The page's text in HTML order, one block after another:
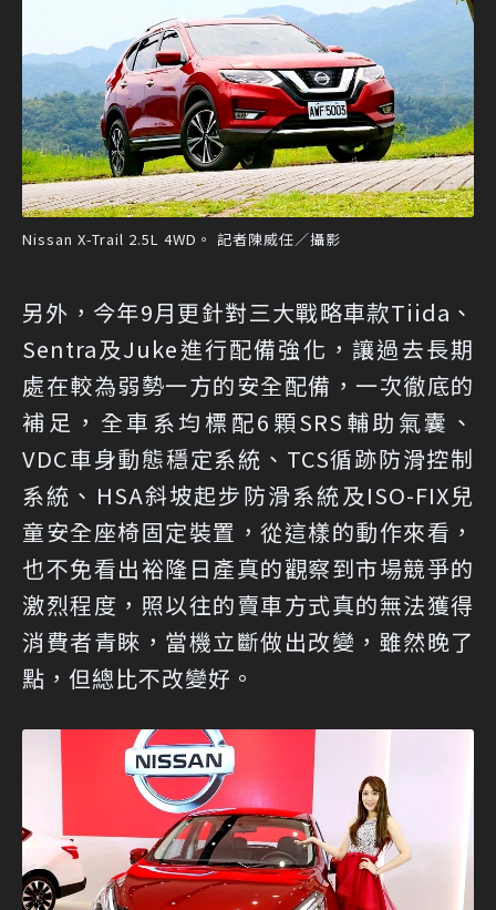
Nissan X-Trail 2.5L 4WD。 記者陳威任／攝影
另外，今年9月更針對三大戰略車款Tiida、
Sentra及Juke進行配備強化，讓過去長期
處在較為弱勢一方的安全配備，一次徹底的
補足，全車系均標配6顆SRS輔助氣囊、
VDC車身動態穩定系統、TCS循跡防滑控制
系統、HSA斜坡起步防滑系統及ISO-FIX兒
童安全座椅固定裝置，從這樣的動作來看，
也不免看出裕隆日產真的觀察到市場競爭的
激烈程度，照以往的賣車方式真的無法獲得
消費者青睞，當機立斷做出改變，雖然晚了
點，但總比不改變好。